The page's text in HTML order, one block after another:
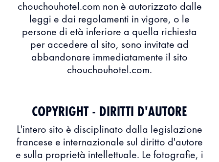
chouchouhotel.com non è autorizzato dalle
leggi e dai regolamenti in vigore, o le
persone di età inferiore a quella richiesta
per accedere al sito, sono invitate ad
abbandonare immediatamente il sito
chouchouhotel.com.
COPYRIGHT - DIRITTI D'AUTORE
L'intero sito è disciplinato dalla legislazione
francese e internazionale sul diritto d'autore
e sulla proprietà intellettuale. Le fotografie, i